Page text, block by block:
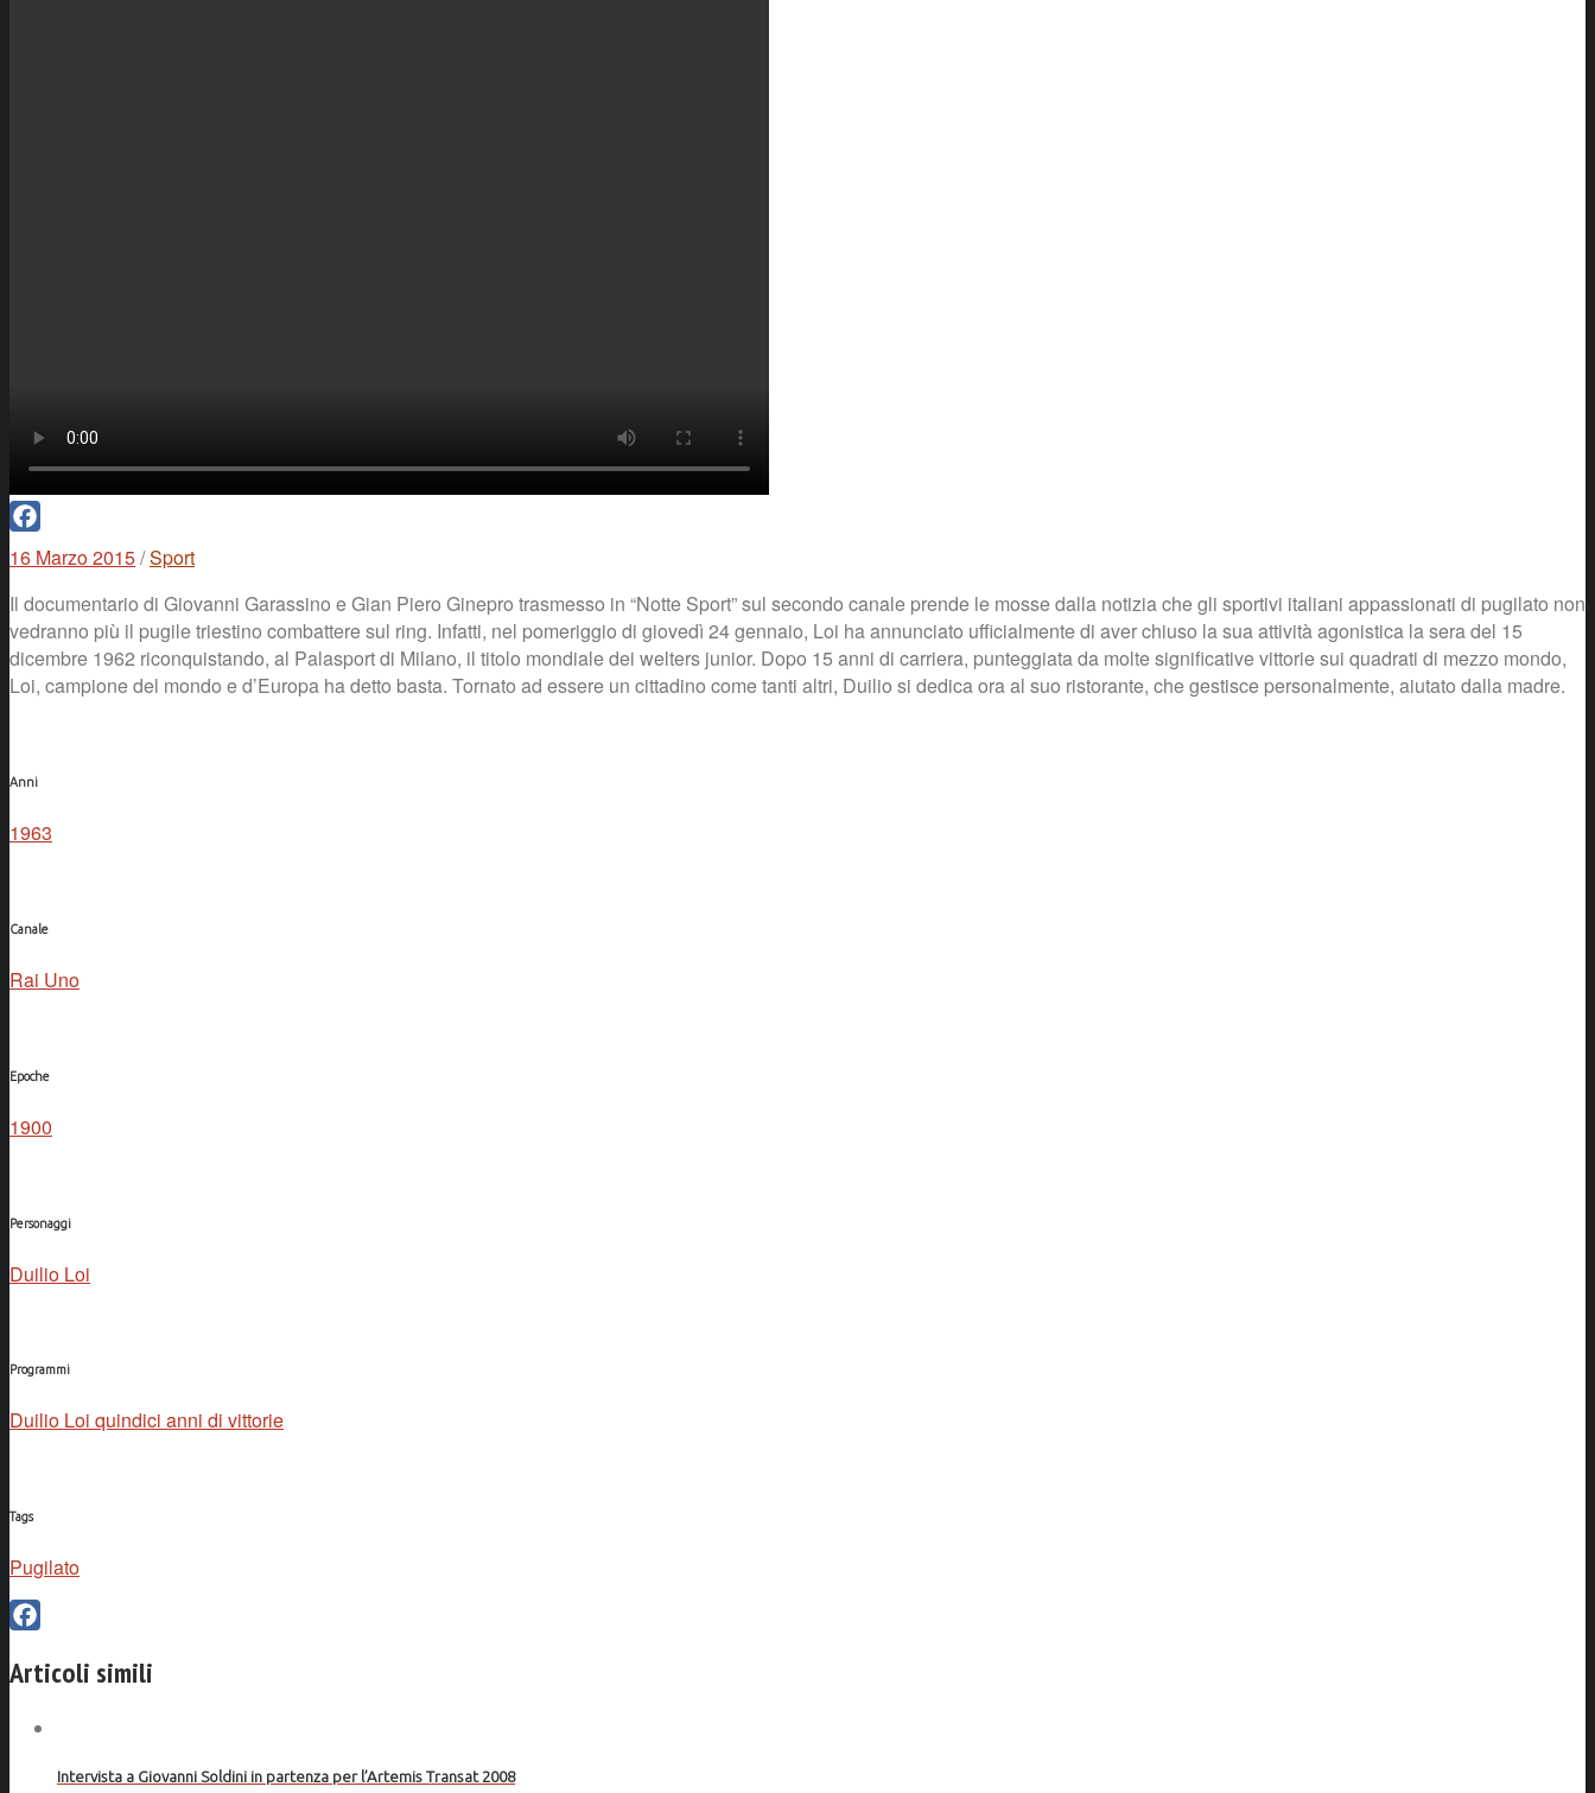
Facebook
16 Marzo 2015/Sport
Il documentario di Giovanni Garassino e Gian Piero Ginepro trasmesso in “Notte Sport” sul secondo canale prende le mosse dalla notizia che gli sportivi italiani appassionati di pugilato non
vedranno più il pugile triestino combattere sul ring. Infatti, nel pomeriggio di giovedì 24 gennaio, Loi ha annunciato ufficialmente di aver chiuso la sua attività agonistica la sera del 15
dicembre 1962 riconquistando, al Palasport di Milano, il titolo mondiale dei welters junior. Dopo 15 anni di carriera, punteggiata da molte significative vittorie sui quadrati di mezzo mondo,
Loi, campione del mondo e d’Europa ha detto basta. Tornato ad essere un cittadino come tanti altri, Duilio si dedica ora al suo ristorante, che gestisce personalmente, aiutato dalla madre.
Anni
1963
Canale
Rai Uno
Epoche
1900
Personaggi
Duilio Loi
Programmi
Duilio Loi quindici anni di vittorie
Tags
Pugilato
Articoli simili
Intervista a Giovanni Soldini in partenza per l’Artemis Transat 2008